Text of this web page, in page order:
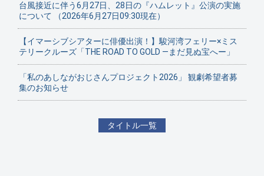
台風接近に伴う6月27日、28日の『ハムレット』公演の実施
について （2026年6月27日09:30現在）
【イマーシブシアターに俳優出演！】駿河湾フェリー×ミス
テリークルーズ「THE ROAD TO GOLD ―まだ見ぬ宝へー」
「私のあしながおじさんプロジェクト2026」 観劇希望者募
集のお知らせ
タイトル一覧